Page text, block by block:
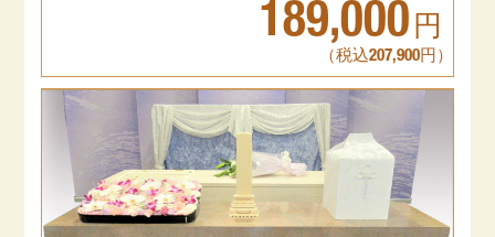
189,000 円
（税込207,900円）